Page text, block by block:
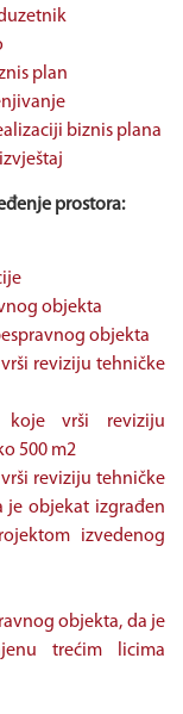
plan
biznis plana
prostora:
objekta
objekta
reviziju tehničke
koje vrši reviziju
500 m2
reviziju tehničke
je objekat izgrađen
izvedenog
objekta, da je
trećim licima